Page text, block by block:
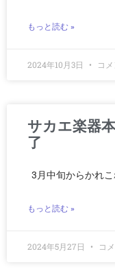
もっと読む »
2024年10月3日 コ
サカエ楽器
了
3月中旬からかれ
もっと読む »
2024年5月27日 コ